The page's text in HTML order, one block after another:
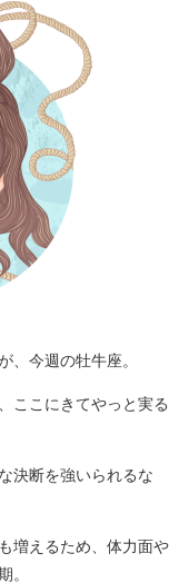
、今週の牡牛座。
ここにきてやっと実る
決断を強いられるな
増えるため、体力面や
。